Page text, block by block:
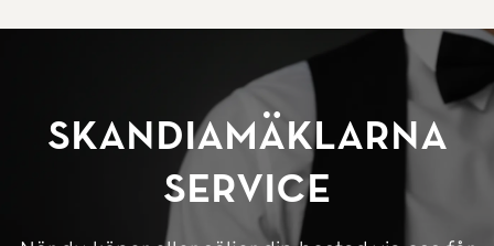
SkandiaMäklarna
Service